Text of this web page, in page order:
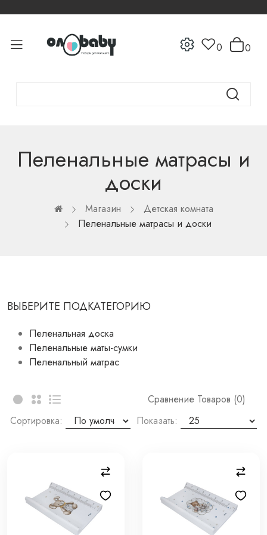
0 0
Пеленальные матрасы и
доски
Магазин
Детская комната
Пеленальные матрасы и доски
ВЫБЕРИТЕ ПОДКАТЕГОРИЮ
Пеленальная доска
Пеленальные маты-сумки
Пеленальный матрас
Сравнение Товаров (0)
Сортировка:
Показать: